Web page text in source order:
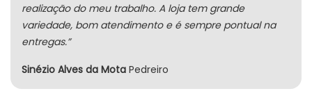
realização do meu trabalho. A loja tem grande
variedade, bom atendimento e é sempre pontual na
entregas.”
Sinézio Alves da Mota Pedreiro